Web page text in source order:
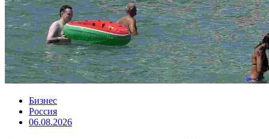
Бизнес
Россия
06.08.2026